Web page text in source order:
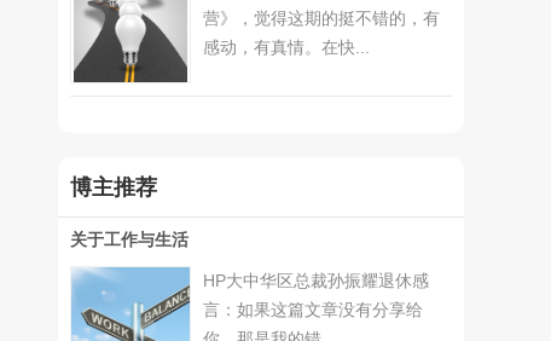
营》，觉得这期的挺不错的，有
感动，有真情。在快...
博主推荐
关于工作与生活
HP大中华区总裁孙振耀退休感
言：如果这篇文章没有分享给